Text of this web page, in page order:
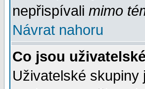
nepřispívali mimo
Návrat nahoru
Co jsou
Uživatelské skupiny